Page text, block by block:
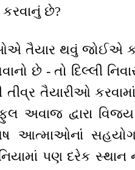
છે?
તૈયાર થવું જોઈએ
છે - તો દિલ્લી
તૈયારીઓ
અવાજ દ્વારા
આત્માઓનાંં
પણ દરેક સ્થાન